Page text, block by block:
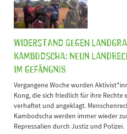
Widerstand gegen
Kambodscha: Neun
im Gefängnis
Vergangene Woche wurden
Kong, die sich friedlich für ihre
verhaftet und angeklagt.
Kambodscha werden immer wieder
Repressalien durch Justiz und Polizei.